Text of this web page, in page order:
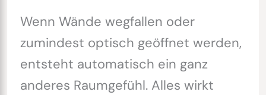
Wenn Wände wegfallen oder
zumindest optisch geöffnet werden,
entsteht automatisch ein ganz
anderes Raumgefühl. Alles wirkt